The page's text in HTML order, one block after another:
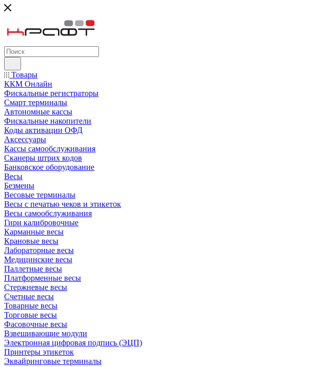
Товары
ККМ Онлайн
Фискальные регистраторы
Смарт терминалы
Автономные кассы
Фискальные накопители
Коды активации ОФД
Аксессуары
Кассы самообслуживания
Сканеры штрих кодов
Банковское оборудование
Весы
Безмены
Весовые терминалы
Весы с печатью чеков и этикеток
Весы самообслуживания
Гири калибровочные
Карманные весы
Крановые весы
Лабораторные весы
Медицинские весы
Паллетные весы
Платформенные весы
Стержневые весы
Счетные весы
Товарные весы
Торговые весы
Фасовочные весы
Взвешивающие модули
Электронная цифровая подпись (ЭЦП)
Принтеры этикеток
Эквайринговые терминалы